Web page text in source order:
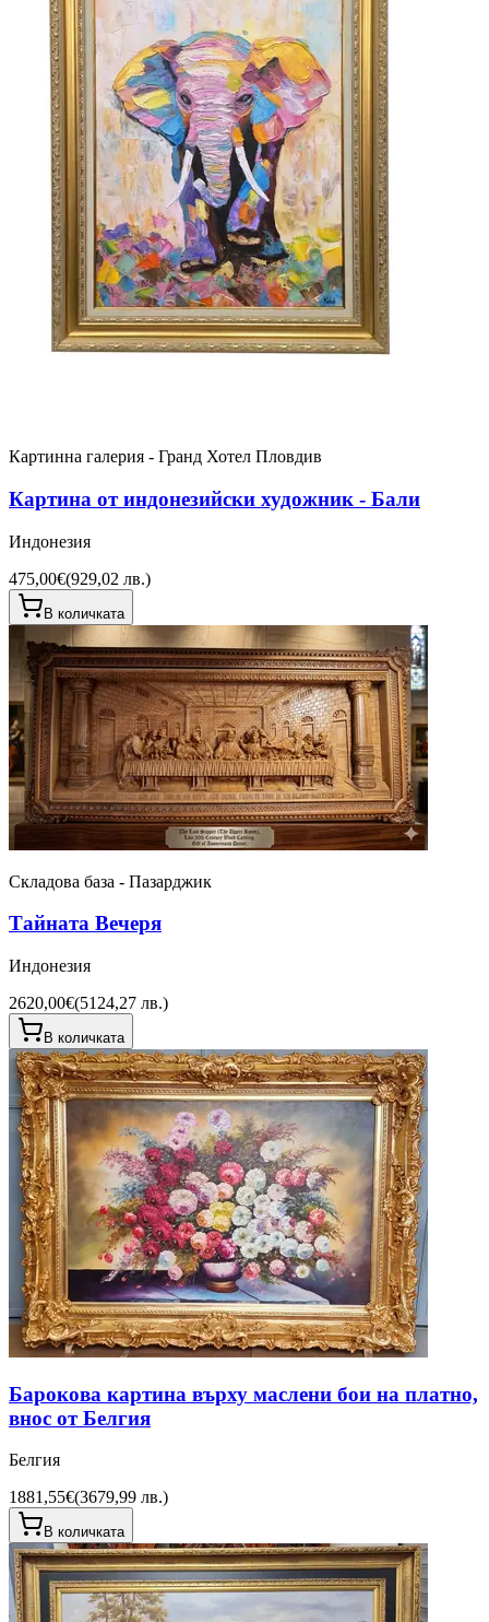
Картинна галерия - Гранд Хотел Пловдив
Картина от индонезийски художник - Бали
Индонезия
475,00€(929,02 лв.)
В количката
Складова база - Пазарджик
Тайната Вечеря
Индонезия
2620,00€(5124,27 лв.)
В количката
Барокова картина върху маслени бои на платно,
внос от Белгия
Белгия
1881,55€(3679,99 лв.)
В количката